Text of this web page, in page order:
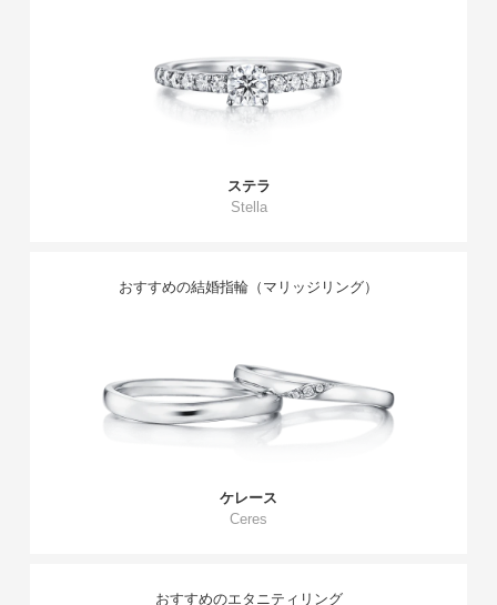
ステラ
Stella
おすすめの結婚指輪（マリッジリング）
ケレース
Ceres
おすすめのエタニティリング